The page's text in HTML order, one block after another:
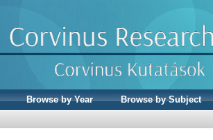
Browse by Year
Browse by Subject